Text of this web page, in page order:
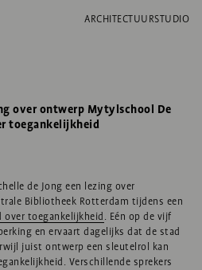
ARCHITECTUURSTUDIO
over ontwerp Mytylschool De
toegankelijkheid
de Jong een lezing over
Bibliotheek Rotterdam tijdens een
over toegankelijkheid . Eén op de vijf
en ervaart dagelijks dat de stad
juist ontwerp een sleutelrol kan
Verschillende sprekers